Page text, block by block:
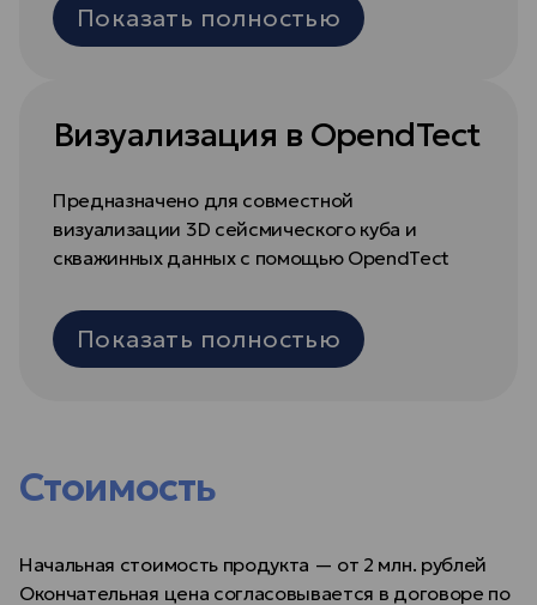
Показать полностью
Визуализация в OpendTect
Предназначено для совместной
визуализации 3D сейсмического куба и
скважинных данных с помощью OpendTect
Показать полностью
Стоимость
Начальная стоимость продукта — от 2 млн. рублей
Окончательная цена согласовывается в договоре по